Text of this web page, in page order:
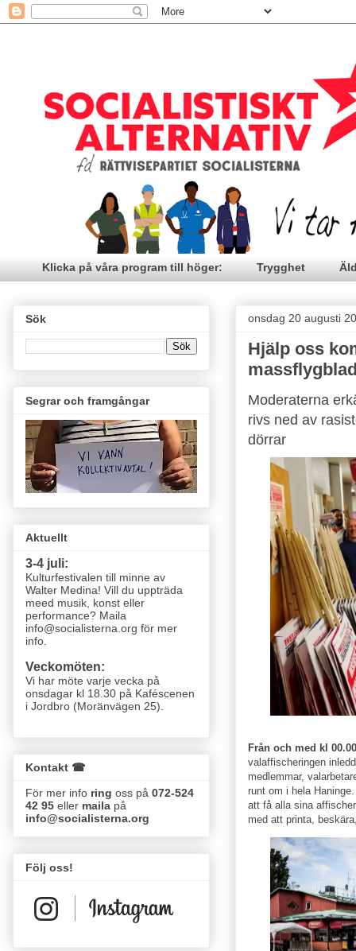
Klicka på våra program till höger: Trygghet
onsdag 20 augusti
Hjälp oss
Moderaterna
rivs ned av r
dörrar
Från och med kl 00.00
valaffischeringen
medlemmar,
runt om i hela
att få alla sina
med att printa,
Sök
Segrar och framgångar
Aktuellt
3-4 juli:
Kulturfestivalen till minne av
Walter Medina! Vill du uppträda
meed musik, konst eller
performance? Maila
info@socialisterna.org för mer
info.
Veckomöten:
Vi har möte varje vecka på
onsdagar kl 18.30 på Kaféscenen
i Jordbro (Moränvägen 25)
Kontakt ☎
För mer info ring oss på 072-524
42 95 eller maila på
info@socialisterna.org
Följ oss!